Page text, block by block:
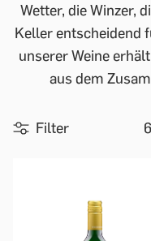
Wetter, die Winzer,
Keller entscheidend
unserer Weine
aus dem
Filter